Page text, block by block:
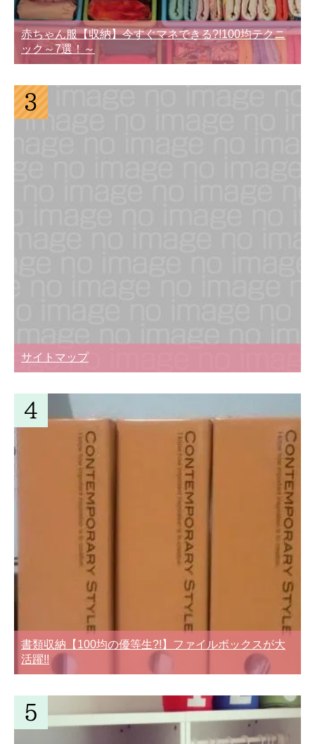
赤ちゃん服【収納】今すぐマネできる?!100均テクニ
ック～7選！～
サイトマップ
書類収納【100均の優等生?!】ファイルボックスが大
活躍!!